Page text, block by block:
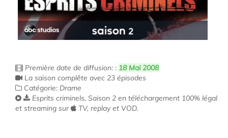
Première date de diffusion: : 18 Mai 2008
La saison complête avec 23 épisodes
Catégorie: Drame
Esprits criminels, Saison 2 en téléchargement 100% légal
et streaming sur
TV, replay et VOD.